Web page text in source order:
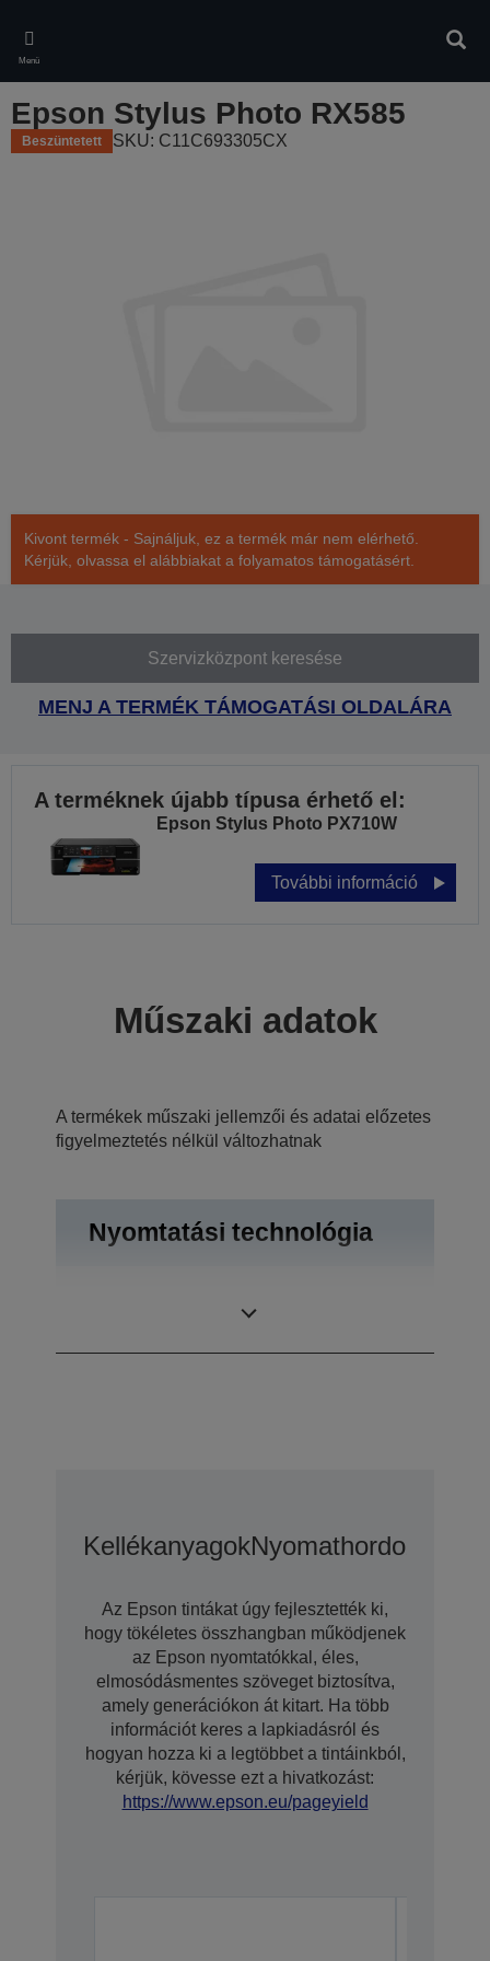
main
content
Menü
Epson Stylus Photo RX585
Beszüntetett SKU: C11C693305CX
Kivont termék - Sajnáljuk, ez a termék már nem elérhető.
Kérjük, olvassa el alábbiakat a folyamatos támogatásért.
Szervizközpont keresése
MENJ A TERMÉK TÁMOGATÁSI OLDALÁRA
A terméknek újabb típusa érhető el:
Epson Stylus Photo PX710W
További információ
Műszaki adatok
A termékek műszaki jellemzői és adatai előzetes
figyelmeztetés nélkül változhatnak
Nyomtatási technológia
KellékanyagokNyomathordozó
Az Epson tintákat úgy fejlesztették ki,
hogy tökéletes összhangban működjenek
az Epson nyomtatókkal, éles,
elmosódásmentes szöveget biztosítva,
amely generációkon át kitart. Ha több
információt keres a lapkiadásról és
hogyan hozza ki a legtöbbet a tintáinkból,
kérjük, kövesse ezt a hivatkozást:
https://www.epson.eu/pageyield